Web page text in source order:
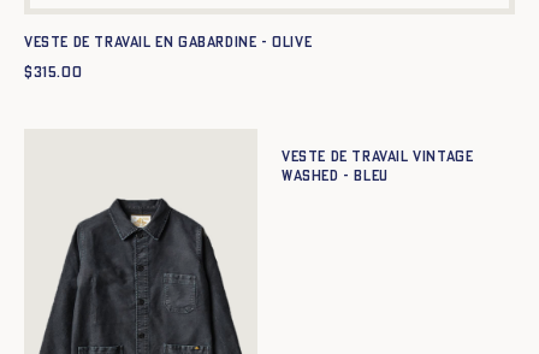
Veste de travail en gabardine - OLIVE
$315.00
Veste de travail Vintage
Washed - BLEU